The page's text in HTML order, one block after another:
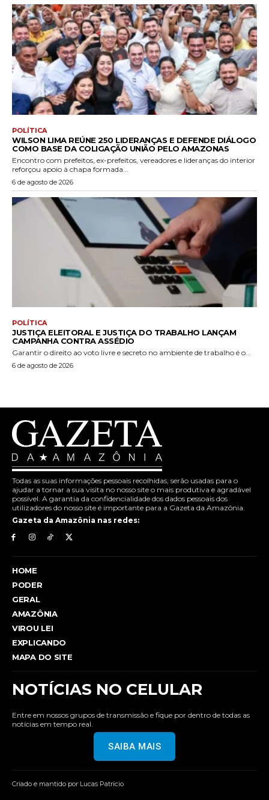
POLÍTICA
WILSON LIMA REÚNE 250 LIDERANÇAS E DEFENDE DIÁLOGO
COMO BASE DA COLIGAÇÃO UNIÃO PELO AMAZONAS
Encontro com prefeitos, ex-prefeitos, vereadores e lideranças do interior
reforçou apoio à chapa formada...
6 de agosto de 2026
POLÍTICA
JUSTIÇA ELEITORAL E JUSTIÇA DO TRABALHO LANÇAM
CAMPANHA CONTRA ASSÉDIO
Garantir o direito ao voto livre e secreto no ambiente de trabalho é o...
6 de agosto de 2026
Todas as suas informações pessoais recolhidas, serão usadas para o
ajudar a tornar a sua visita no nosso site o mais produtiva e agradável
possível. A garantia da confidencialidade dos dados pessoais dos
utilizadores do nosso site é importante para a Gazeta da Amazônia.
Gazeta da Amazônia nas redes:
HOME
PODER
GERAL
AMAZÔNIA
VIROU LEI
EXPLICANDO
MAPA DO SITE
NOTÍCIAS NO CELULAR
Entre em nossos grupos de transmissão e fique por dentro de todas as
notícias em tempo real.
SAIBA MAIS
Criado e mantido por Lucas Patrício